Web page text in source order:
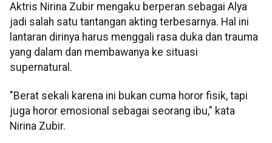
Aktris Nirina Zubir mengaku berperan sebagai Alya
jadi salah satu tantangan akting terbesarnya. Hal ini
lantaran dirinya harus menggali rasa duka dan trauma
yang dalam dan membawanya ke situasi
supernatural.
"Berat sekali karena ini bukan cuma horor fisik, tapi
juga horor emosional sebagai seorang ibu," kata
Nirina Zubir.